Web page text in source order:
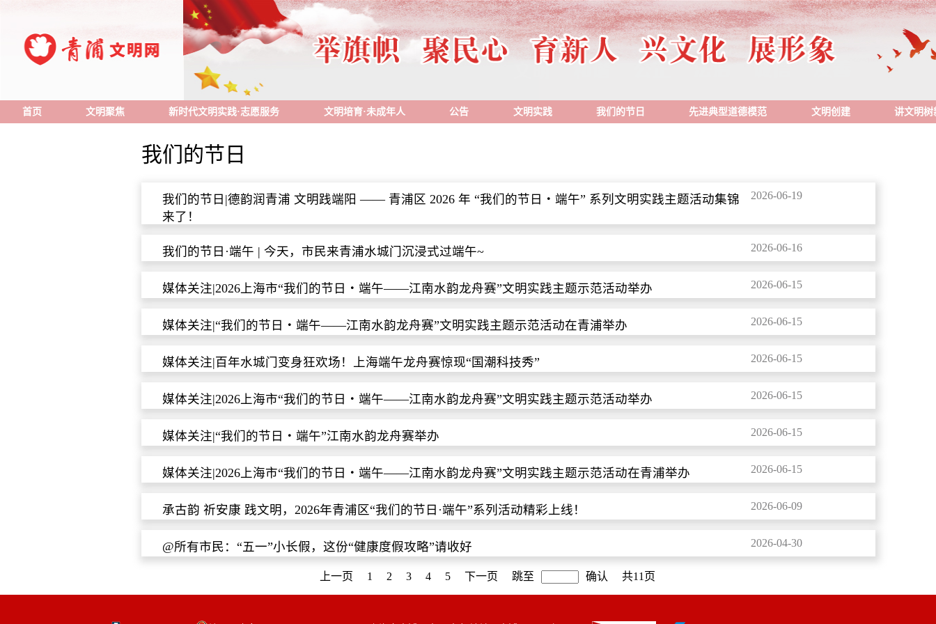
首页 文明聚焦 新时代文明实践·志愿服务 文明培育·未成年人 公告 文明实践 我们的节日 先进典型道德模范 文明创建 讲文明树
我们的节日
我们的节日|德韵润青浦 文明践端阳 —— 青浦区 2026 年 “我们的节日・端午” 系列文明实践主题活动集锦
来了！
2026-06-19
我们的节日·端午 | 今天，市民来青浦水城门沉浸式过端午~ 2026-06-16
媒体关注|2026上海市“我们的节日・端午——江南水韵龙舟赛”文明实践主题示范活动举办 2026-06-15
媒体关注|“我们的节日・端午——江南水韵龙舟赛”文明实践主题示范活动在青浦举办 2026-06-15
媒体关注|百年水城门变身狂欢场！上海端午龙舟赛惊现“国潮科技秀” 2026-06-15
媒体关注|2026上海市“我们的节日・端午——江南水韵龙舟赛”文明实践主题示范活动举办 2026-06-15
媒体关注|“我们的节日・端午”江南水韵龙舟赛举办 2026-06-15
媒体关注|2026上海市“我们的节日・端午——江南水韵龙舟赛”文明实践主题示范活动在青浦举办 2026-06-15
承古韵 祈安康 践文明，2026年青浦区“我们的节日·端午”系列活动精彩上线！ 2026-06-09
@所有市民：“五一”小长假，这份“健康度假攻略”请收好 2026-04-30
上一页 1 2 3 4 5 下一页 跳至 确认 共11页